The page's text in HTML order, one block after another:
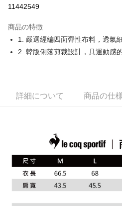
Easy Wallet
OP Pay Later
2. 支払い方法で「OP Pay Later」を選
を基準とします。
4. 注文成立後30分以内に確認取引を行
発生した場合は、システムの評価基準
内容についての説明はいたしかねます。
説明
3.注文するときのお支払いは不要です。
4.ご注文が完了すると、携帯に支払い通
の場合は、AFTEE アプリプッシュ通知
5.商品受け取り時のお支払いは不要です
はアプリの通知に従って、4大コンビニ
グでお支払いください。
送料無料
付款後全家取貨
11442549
商品の特徴
1. 嚴選經編四面彈性布料，透氣
2. 韓版俐落剪裁設計，具運動感
詳細について 商品の仕